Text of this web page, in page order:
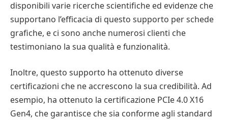
disponibili varie ricerche scientifiche ed evidenze che
supportano l’efficacia di questo supporto per schede
grafiche, e ci sono anche numerosi clienti che
testimoniano la sua qualità e funzionalità.
Inoltre, questo supporto ha ottenuto diverse
certificazioni che ne accrescono la sua credibilità. Ad
esempio, ha ottenuto la certificazione PCIe 4.0 X16
Gen4, che garantisce che sia conforme agli standard